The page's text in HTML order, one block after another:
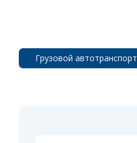
Грузовой автотранспорт